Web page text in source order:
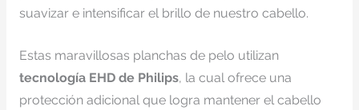
suavizar e intensificar el brillo de nuestro cabello.
Estas maravillosas planchas de pelo utilizan
tecnología EHD de Philips, la cual ofrece una
protección adicional que logra mantener el cabello